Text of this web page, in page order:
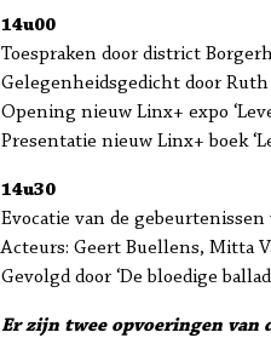
14u00
Toespraken door district
Gelegenheidsgedicht door Ruth
Opening nieuw Linx+ expo
Presentatie nieuw Linx+ boek
14u30
Evocatie van de
Acteurs: Geert Buellens, Mitta
Gevolgd door ‘De bloedige
Er zijn twee opvoeringen van